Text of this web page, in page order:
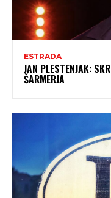
ESTRADA
JAN PLESTENJAK:
ŠARMERJA